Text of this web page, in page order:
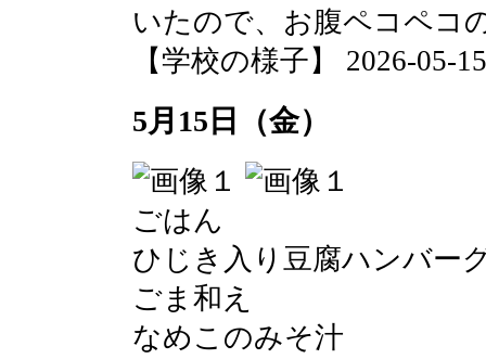
いたので、お腹ペコペコ
【学校の様子】 2026-05-
5月15日（金）
ごはん
ひじき入り豆腐ハンバー
ごま和え
なめこのみそ汁